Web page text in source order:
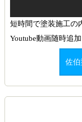
短時間で塗装施工の
Youtube動画随時追
佐伯